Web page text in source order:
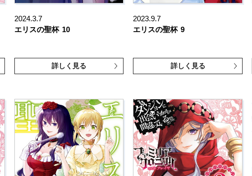
2024.3.7
エリスの聖杯 10
詳しく見る
2023.9.7
エリスの聖杯 9
詳しく見る